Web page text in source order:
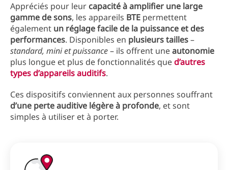
Appréciés pour leur capacité à amplifier une large
gamme de sons, les appareils BTE permettent
également un réglage facile de la puissance et des
performances. Disponibles en plusieurs tailles–
standard, mini et puissance– ils offrent uneautonomie
plus longue et plus de fonctionnalités qued’autres
types d’appareils auditifs.
Ces dispositifs conviennent aux personnes souffrant
d’une perte auditive légère à profonde, et sont
simples à utiliser et à porter.